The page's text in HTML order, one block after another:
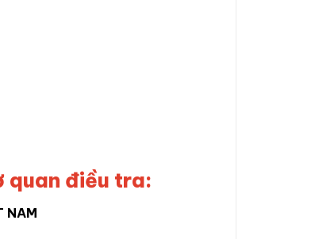
quan điều tra:
NAM